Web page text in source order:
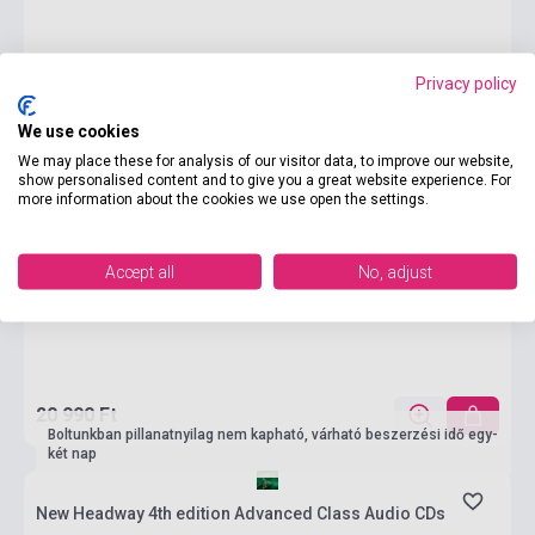
20 990 Ft
Boltunkban pillanatnyilag nem kapható, várható beszerzési idő egy-
két nap
New Headway 4th edition Advanced Class Audio CDs
Privacy policy
We use cookies
We may place these for analysis of our visitor data, to improve our website,
show personalised content and to give you a great website experience. For
more information about the cookies we use open the settings.
Accept all No, adjust